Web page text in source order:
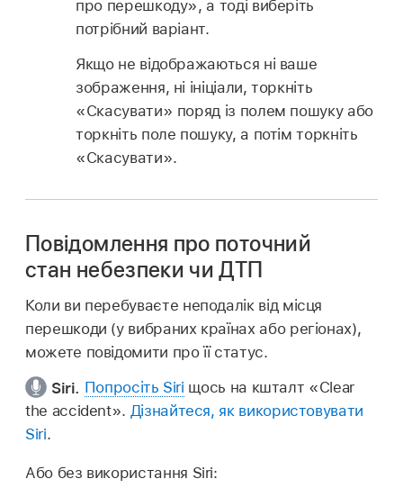
про перешкоду», а тоді виберіть
потрібний варіант.
Якщо не відображаються ні ваше
зображення, ні ініціали, торкніть
«Скасувати» поряд із полем пошуку або
торкніть поле пошуку, а потім торкніть
«Скасувати».
Повідомлення про поточний
стан небезпеки чи ДТП
Коли ви перебуваєте неподалік від місця
перешкоди (у вибраних країнах або регіонах),
можете повідомити про її статус.
Siri. Попросіть Siri щось на кшталт «Clear
the accident». Дізнайтеся, як використовувати
Siri.
Або без використання Siri: